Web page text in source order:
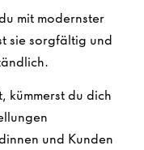
mit modernster
sie sorgfältig und
kümmerst du dich
und Kunden